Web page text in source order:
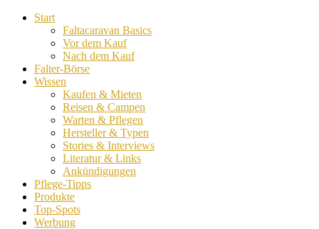
Start
Faltacaravan Basics
Vor dem Kauf
Nach dem Kauf
Falter-Börse
Wissen
Kaufen & Mieten
Reisen & Campen
Warten & Pflegen
Hersteller & Typen
Stories & Interviews
Literatur & Links
Ankündigungen
Pflege-Tipps
Produkte
Top-Spots
Werbung